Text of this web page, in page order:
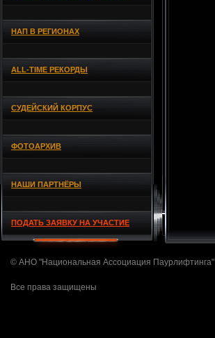
НАП В РЕГИОНАХ
ALL-TIME РЕКОРДЫ
СУДЕЙСКИЙ КОРПУС
ФОТОАРХИВ
НАШИ ПАРТНЁРЫ
ПОДАТЬ ЗАЯВКУ НА УЧАСТИЕ
© АНО "Национальная Ассоциация Паурлифтинга"
Все права защищены